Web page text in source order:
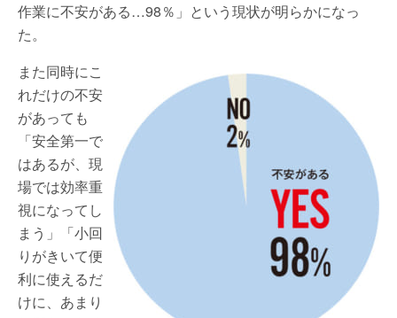
作業に不安がある…98％」という現状が明らかになっ
た。
また同時にこ
れだけの不安
があっても
「安全第一で
はあるが、現
場では効率重
視になってし
まう」「小回
りがきいて便
利に使えるだ
けに、あまり